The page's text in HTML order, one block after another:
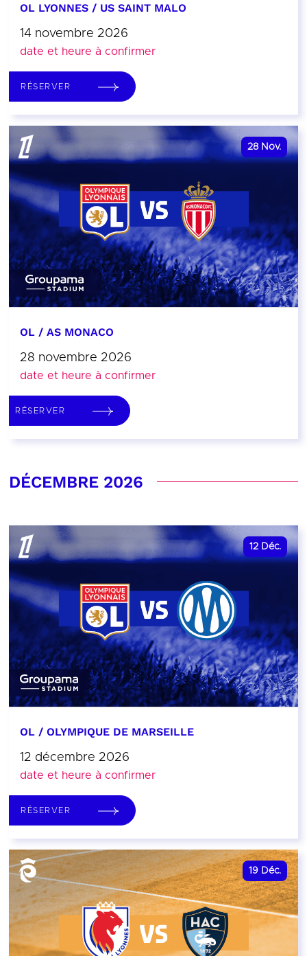
OL LYONNES / US SAINT MALO
14 novembre 2026
date et heure à confirmer
RÉSERVER
28 Nov.
OL / AS MONACO
28 novembre 2026
date et heure à confirmer
RÉSERVER
DÉCEMBRE 2026
12 Déc.
OL / OLYMPIQUE DE MARSEILLE
12 décembre 2026
date et heure à confirmer
RÉSERVER
19 Déc.